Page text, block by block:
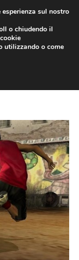
sul nostro
o chiudendo il
utilizzando o come